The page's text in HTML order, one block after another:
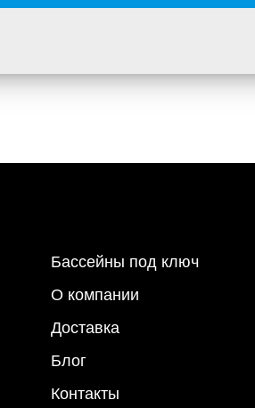
Бассейны под ключ
О компании
Доставка
Блог
Контакты